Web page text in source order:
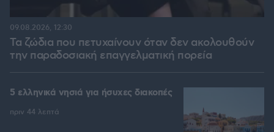
Τα ζώδια που πετυχαίνουν όταν δεν ακολουθούν
την παραδοσιακή επαγγελματική πορεία
09.08.2026, 12:30
5 ελληνικά νησιά για ήσυχες διακοπές
πριν 44 λεπτά